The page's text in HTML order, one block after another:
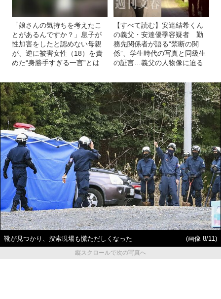
「娘さんの気持ちを考えたこ
とがあるんですか？」息子が
性加害をしたと認めない母親
が、逆に被害女性（18）を責
めた“身勝手すぎる一言”とは
【すべて読む】安達結希くん
の義父・安達優季容疑者 勤
務先関係者が語る“禁断の関
係”、学生時代の写真と同級生
の証言…義父の人物像に迫る
靴が見つかり、捜索現場も慌ただしくなった
(画像 8/11)
縦スクロールで次の写真へ